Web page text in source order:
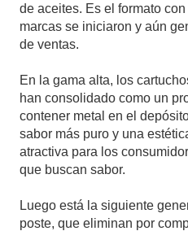
de aceites. Es el formato
marcas se iniciaron y aún
de ventas.
En la gama alta, los
han consolidado como un
contener metal en el
sabor más puro y una
atractiva para los
que buscan sabor.
Luego está la siguiente
poste, que eliminan por